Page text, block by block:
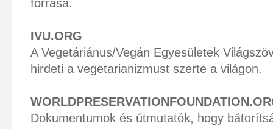
forrása.
IVU.ORG
A Vegetáriánus/Vegán Egyesületek
hirdeti a vegetarianizmust szerte a világon.
Dokumentumok és útmutatók, hogy